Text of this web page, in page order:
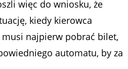
więc do wniosku, że
kiedy kierowca
najpierw pobrać bilet,
automatu, by za